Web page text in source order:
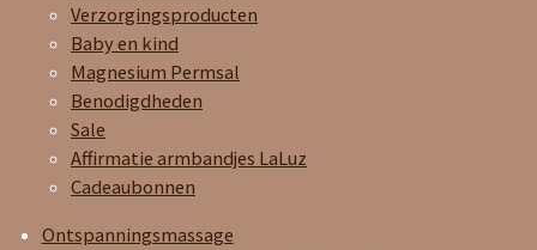
Verzorgingsproducten
Baby en kind
Magnesium Permsal
Benodigdheden
Sale
Affirmatie armbandjes LaLuz
Cadeaubonnen
Ontspanningsmassage